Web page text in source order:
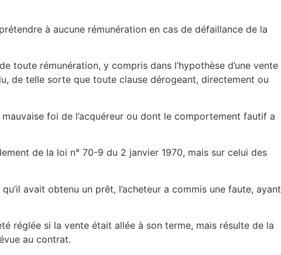
à aucune rémunération en cas de défaillance de la
toute rémunération, y compris dans l’hypothèse d’une vente
de telle sorte que toute clause dérogeant, directement ou
foi de l’acquéreur ou dont le comportement fautif a
de la loi n° 70-9 du 2 janvier 1970, mais sur celui des
avait obtenu un prêt, l’acheteur a commis une faute, ayant
réglée si la vente était allée à son terme, mais résulte de la
au contrat.